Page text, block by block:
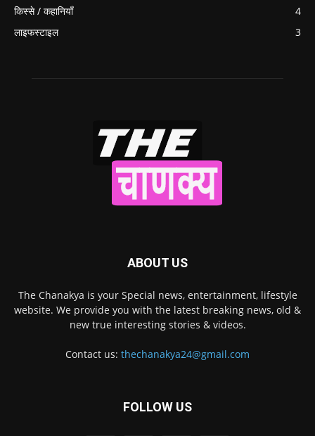
किस्से / कहानियाँ
4
लाइफस्टाइल
3
ABOUT US
The Chanakya is your Special news, entertainment, lifestyle
website. We provide you with the latest breaking news, old &
new true interesting stories & videos.
Contact us: thechanakya24@gmail.com
FOLLOW US